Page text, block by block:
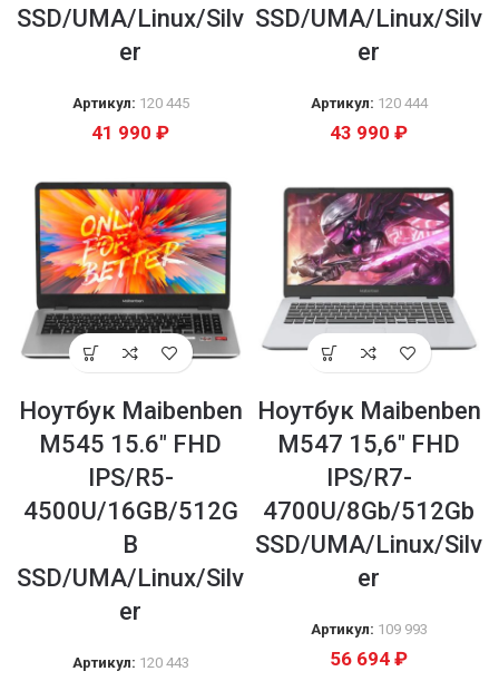
SSD/UMA/Linux/Silv
er
Артикул: 120 445
41 990 ₽
SSD/UMA/Linux/Silv
er
Артикул: 120 444
43 990 ₽
Ноутбук Maibenben
M545 15.6″ FHD
IPS/R5-
4500U/16GB/512G
B
SSD/UMA/Linux/Silv
er
Артикул: 120 443
Ноутбук Maibenben
M547 15,6″ FHD
IPS/R7-
4700U/8Gb/512Gb
SSD/UMA/Linux/Silv
er
Артикул: 109 993
56 694 ₽